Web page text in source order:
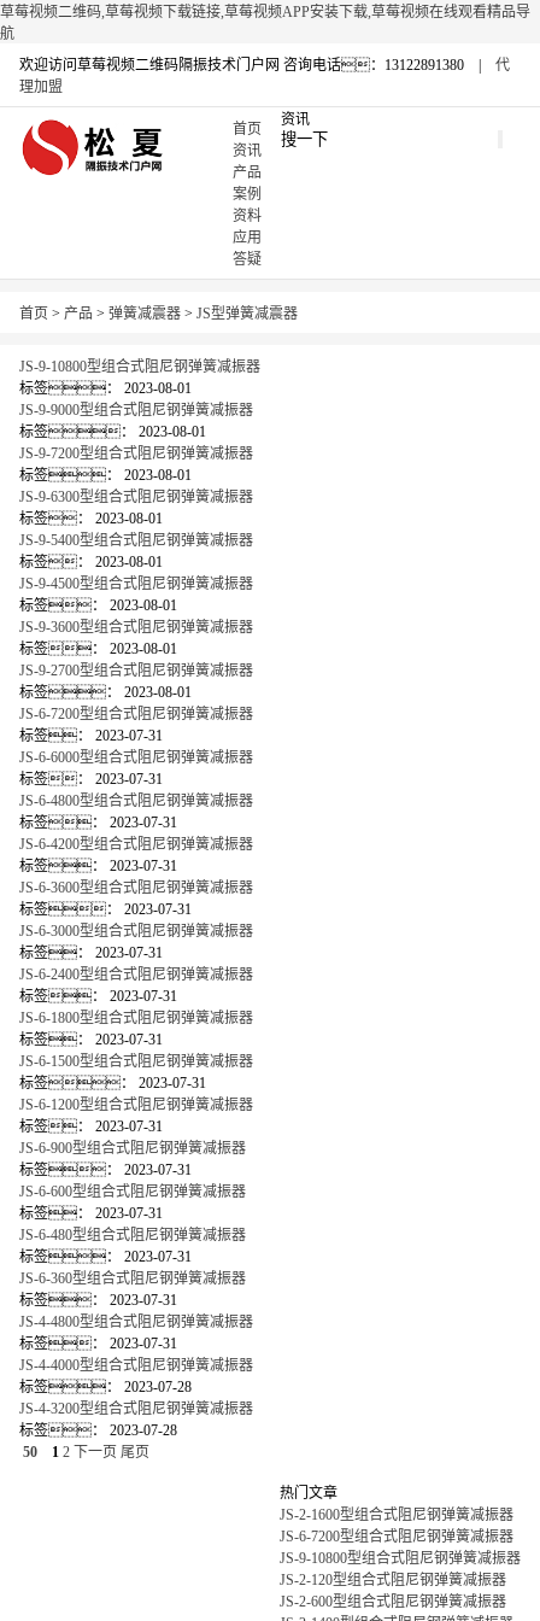
草莓视频二维码,草莓视频下载链接,草莓视频APP安装下载,草莓视频在线观看精品导
航
欢迎访问草莓视频二维码隔振技术门户网 咨询电话：13122891380 | 代
理加盟
首页
资讯
产品
案例
资料
应用
答疑
资讯
首页 > 产品 > 弹簧减震器 > JS型弹簧减震器
JS-9-10800型组合式阻尼钢弹簧减振器
标签：
2023-08-01
JS-9-9000型组合式阻尼钢弹簧减振器
标签：
2023-08-01
JS-9-7200型组合式阻尼钢弹簧减振器
标签：
2023-08-01
JS-9-6300型组合式阻尼钢弹簧减振器
标签：
2023-08-01
JS-9-5400型组合式阻尼钢弹簧减振器
标签：
2023-08-01
JS-9-4500型组合式阻尼钢弹簧减振器
标签：
2023-08-01
JS-9-3600型组合式阻尼钢弹簧减振器
标签：
2023-08-01
JS-9-2700型组合式阻尼钢弹簧减振器
标签：
2023-08-01
JS-6-7200型组合式阻尼钢弹簧减振器
标签：
2023-07-31
JS-6-6000型组合式阻尼钢弹簧减振器
标签：
2023-07-31
JS-6-4800型组合式阻尼钢弹簧减振器
标签：
2023-07-31
JS-6-4200型组合式阻尼钢弹簧减振器
标签：
2023-07-31
JS-6-3600型组合式阻尼钢弹簧减振器
标签：
2023-07-31
JS-6-3000型组合式阻尼钢弹簧减振器
标签：
2023-07-31
JS-6-2400型组合式阻尼钢弹簧减振器
标签：
2023-07-31
JS-6-1800型组合式阻尼钢弹簧减振器
标签：
2023-07-31
JS-6-1500型组合式阻尼钢弹簧减振器
标签：
2023-07-31
JS-6-1200型组合式阻尼钢弹簧减振器
标签：
2023-07-31
JS-6-900型组合式阻尼钢弹簧减振器
标签：
2023-07-31
JS-6-600型组合式阻尼钢弹簧减振器
标签：
2023-07-31
JS-6-480型组合式阻尼钢弹簧减振器
标签：
2023-07-31
JS-6-360型组合式阻尼钢弹簧减振器
标签：
2023-07-31
JS-4-4800型组合式阻尼钢弹簧减振器
标签：
2023-07-31
JS-4-4000型组合式阻尼钢弹簧减振器
标签：
2023-07-28
JS-4-3200型组合式阻尼钢弹簧减振器
标签：
2023-07-28
50
1 2 下一页 尾页
热门文章
JS-2-1600型组合式阻尼钢弹簧减振器
JS-6-7200型组合式阻尼钢弹簧减振器
JS-9-10800型组合式阻尼钢弹簧减振器
JS-2-120型组合式阻尼钢弹簧减振器
JS-2-600型组合式阻尼钢弹簧减振器